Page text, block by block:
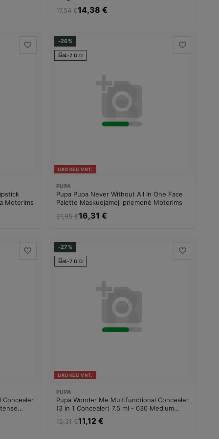
17,54 €14,38 €
Moterims
-26%
4-7 D.D
LIKO KELI VNT.
PUPA
Pupa Pupa Never Without All In One Face
Palette Maskuojamoji priemonė Moterims
21,95 €16,31 €
Concealer
-27%
4-7 D.D
LIKO KELI VNT.
PUPA
Pupa Wonder Me Multifunctional Concealer
(3 in 1 Concealer) 7.5 ml - 030 Medium
Warm Beige Maskuojamoji priemonė
Moterims
15,31 €11,12 €